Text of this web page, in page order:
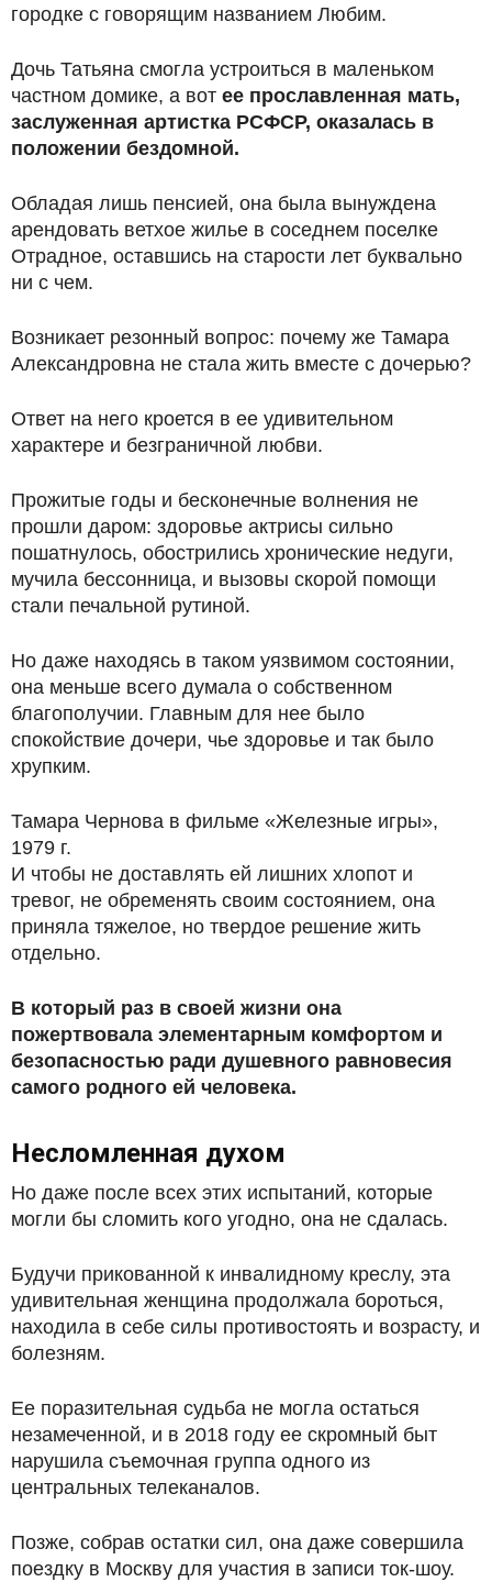
городке с говорящим названием Любим.
Дочь Татьяна смогла устроиться в маленьком
частном домике, а вот ее прославленная мать,
заслуженная артистка РСФСР, оказалась в
положении бездомной.
Обладая лишь пенсией, она была вынуждена
арендовать ветхое жилье в соседнем поселке
Отрадное, оставшись на старости лет буквально
ни с чем.
Возникает резонный вопрос: почему же Тамара
Александровна не стала жить вместе с дочерью?
Ответ на него кроется в ее удивительном
характере и безграничной любви.
Прожитые годы и бесконечные волнения не
прошли даром: здоровье актрисы сильно
пошатнулось, обострились хронические недуги,
мучила бессонница, и вызовы скорой помощи
стали печальной рутиной.
Но даже находясь в таком уязвимом состоянии,
она меньше всего думала о собственном
благополучии. Главным для нее было
спокойствие дочери, чье здоровье и так было
хрупким.
Тамара Чернова в фильме «Железные игры»,
1979 г.
И чтобы не доставлять ей лишних хлопот и
тревог, не обременять своим состоянием, она
приняла тяжелое, но твердое решение жить
отдельно.
В который раз в своей жизни она
пожертвовала элементарным комфортом и
безопасностью ради душевного равновесия
самого родного ей человека.
Несломленная духом
Но даже после всех этих испытаний, которые
могли бы сломить кого угодно, она не сдалась.
Будучи прикованной к инвалидному креслу, эта
удивительная женщина продолжала бороться,
находила в себе силы противостоять и возрасту, и
болезням.
Ее поразительная судьба не могла остаться
незамеченной, и в 2018 году ее скромный быт
нарушила съемочная группа одного из
центральных телеканалов.
Позже, собрав остатки сил, она даже совершила
поездку в Москву для участия в записи ток-шоу.